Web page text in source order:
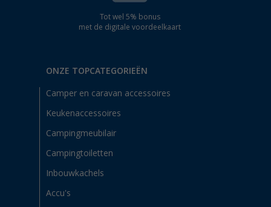
Tot wel 5% bonus
met de digitale voordeelkaart
ONZE TOPCATEGORIEËN
Camper en caravan accessoires
Keukenaccessoires
Campingmeubilair
Campingtoiletten
Inbouwkachels
Accu's